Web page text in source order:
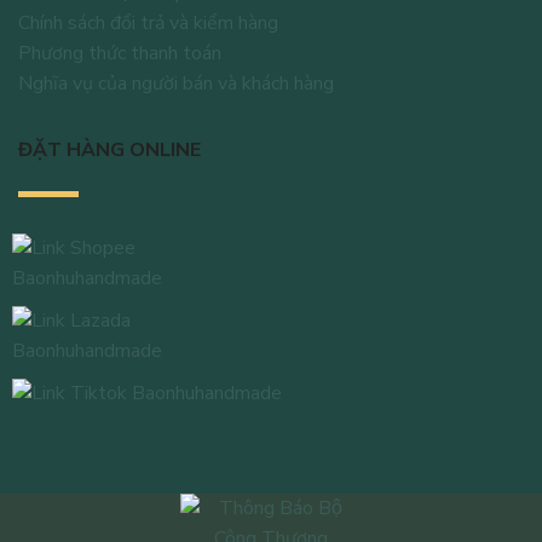
Chính sách đổi trả và kiểm hàng
Phương thức thanh toán
Nghĩa vụ của người bán và khách hàng
ĐẶT HÀNG ONLINE